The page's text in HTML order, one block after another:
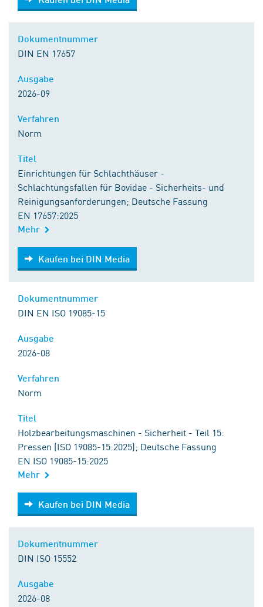
DIN EN 17657
2026-09
Norm
Einrichtungen für Schlachthäuser -
Schlachtungsfallen für Bovidae - Sicherheits- und
Reinigungsanforderungen; Deutsche Fassung
EN 17657:2025
Mehr
Kaufen bei DIN Media
Kaufen bei DIN Media
DIN EN ISO 19085-15
2026-08
Norm
Holzbearbeitungsmaschinen - Sicherheit - Teil 15:
Pressen (ISO 19085-15:2025); Deutsche Fassung
EN ISO 19085-15:2025
Mehr
Kaufen bei DIN Media
Kaufen bei DIN Media
DIN ISO 15552
2026-08